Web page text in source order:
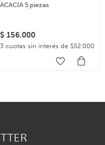
ACACIA 5 piezas
$ 156.000
3 cuotas sin interés de $52.000